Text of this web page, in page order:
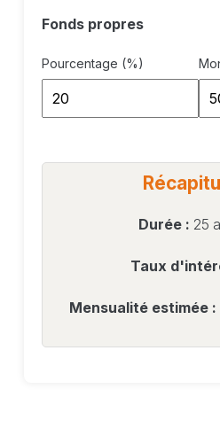
Fonds propres
Pourcentage (%)
Durée : 25
Taux
Mensualité estimée :